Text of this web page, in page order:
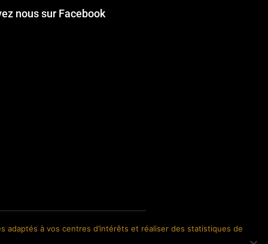
nous sur Facebook
adaptés à vos centres d’intérêts et réaliser des statistiques de